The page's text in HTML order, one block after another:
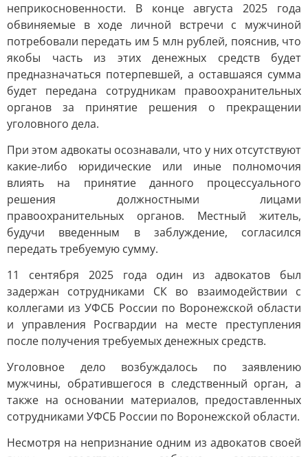
неприкосновенности. В конце августа 2025 года
обвиняемые в ходе личной встречи с мужчиной
потребовали передать им 5 млн рублей, пояснив, что
якобы часть из этих денежных средств будет
предназначаться потерпевшей, а оставшаяся сумма
будет передана сотрудникам правоохранительных
органов за принятие решения о прекращении
уголовного дела.
При этом адвокаты осознавали, что у них отсутствуют
какие-либо юридические или иные полномочия
влиять на принятие данного процессуального
решения должностными лицами
правоохранительных органов. Местный житель,
будучи введенным в заблуждение, согласился
передать требуемую сумму.
11 сентября 2025 года один из адвокатов был
задержан сотрудниками СК во взаимодействии с
коллегами из УФСБ России по Воронежской области
и управления Росгвардии на месте преступления
после получения требуемых денежных средств.
Уголовное дело возбуждалось по заявлению
мужчины, обратившегося в следственный орган, а
также на основании материалов, предоставленных
сотрудниками УФСБ России по Воронежской области.
Несмотря на непризнание одним из адвокатов своей